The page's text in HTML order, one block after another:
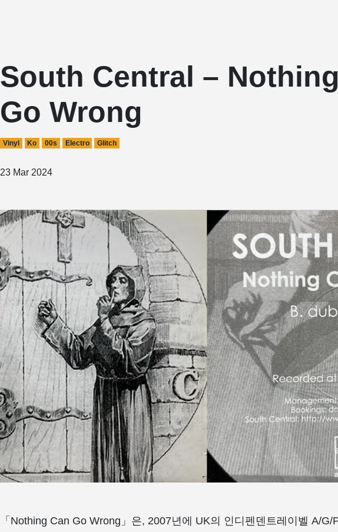
South Central –
Go Wrong
Vinyl Ko 00s Electro Glitch
23 Mar 2024
「Nothing Can Go Wrong」은, 2007년에 UK의 인디펜덴트레이벨 A/G/